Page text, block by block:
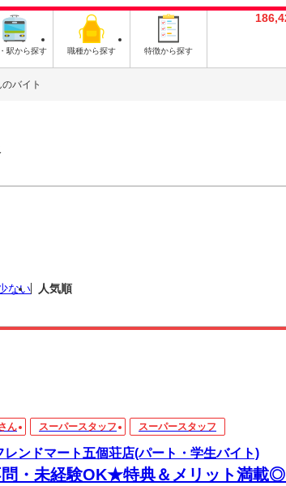
駅から探す 職種から探す 特徴から探す
バイト
ない 人気順
ん スーパースタッフ スーパースタッフ
レンドマート五個荘店(パート・学生バイト)
・未経験OK★特典＆メリット満載